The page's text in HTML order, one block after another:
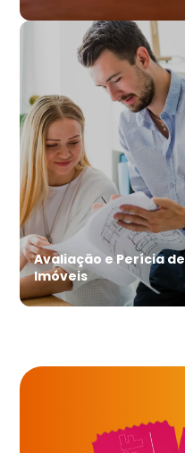
Avaliação e Perícia de
Imóveis